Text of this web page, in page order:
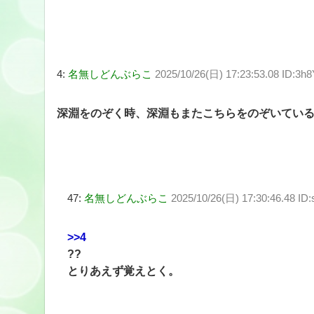
4: 名無しどんぶらこ 2025/10/26(日) 17:23:53.08
深淵をのぞく時、深淵もまたこちらをのぞいてい
47: 名無しどんぶらこ 2025/10/26(日) 17:30:46.48
>>4
??
とりあえず覚えとく。